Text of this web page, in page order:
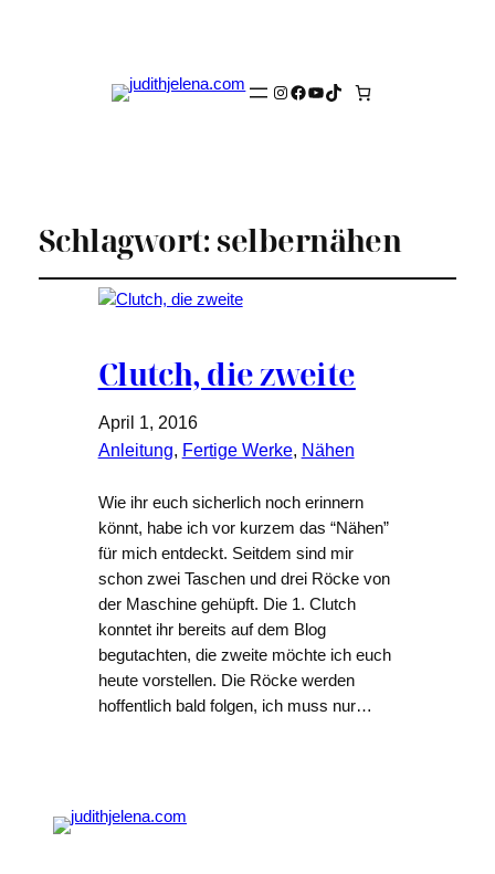
Instagram
Facebook
YouTube
TikTok
Schlagwort:selbernähen
Clutch, die zweite
April 1, 2016
Anleitung, Fertige Werke, Nähen
Wie ihr euch sicherlich noch erinnern
könnt, habe ich vor kurzem das “Nähen”
für mich entdeckt. Seitdem sind mir
schon zwei Taschen und drei Röcke von
der Maschine gehüpft. Die 1. Clutch
konntet ihr bereits auf dem Blog
begutachten, die zweite möchte ich euch
heute vorstellen. Die Röcke werden
hoffentlich bald folgen, ich muss nur…